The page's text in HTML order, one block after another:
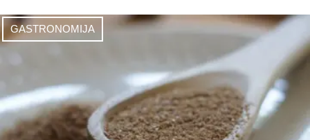
GASTRONOMIJA